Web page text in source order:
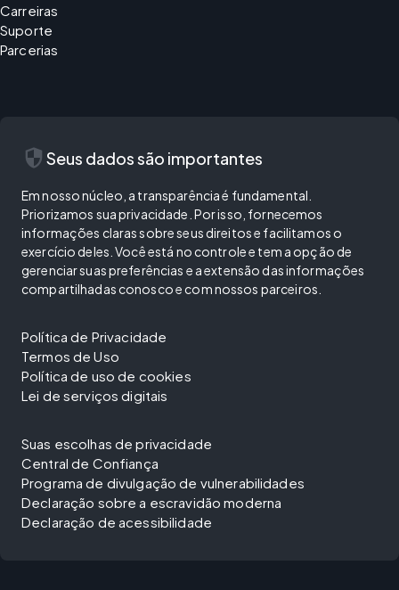
Carreiras
Suporte
Parcerias
security Seus dados são importantes
Em nosso núcleo, a transparência é fundamental.
Priorizamos sua privacidade. Por isso, fornecemos
informações claras sobre seus direitos e facilitamos o
exercício deles. Você está no controle e tem a opção de
gerenciar suas preferências e a extensão das informações
compartilhadas conosco e com nossos parceiros.
Política de Privacidade
Termos de Uso
Política de uso de cookies
Lei de serviços digitais
Suas escolhas de privacidade
Central de Confiança
Programa de divulgação de vulnerabilidades
Declaração sobre a escravidão moderna
Declaração de acessibilidade